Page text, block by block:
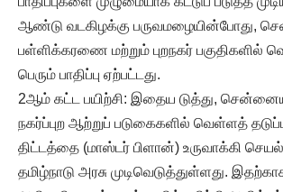
ஆண்டு வடகிழக்கு பருவமழையின்போது,
பள்ளிக்கரணை மற்றும் புறநகர் பகுதிகளில்
பெரும் பாதிப்பு ஏற்பட்டது.
2ஆம் கட்ட பயிற்சி: இதைய டுத்து,
நகர்ப்புற ஆற்றுப் படுகைகளில் வெள்ளத்
திட்டத்தை (மாஸ்டர் பிளான்) உருவாக்கி
தமிழ்நாடு அரசு முடிவெடுத்துள்ளது.